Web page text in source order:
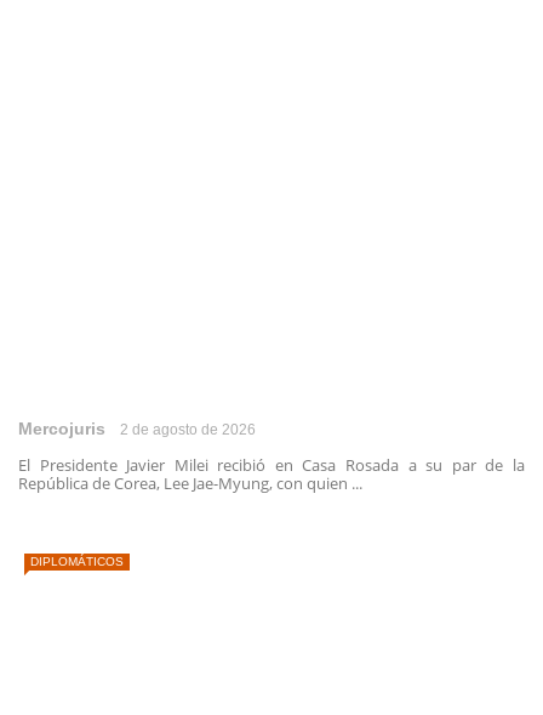
Mercojuris 2 de agosto de 2026
El Presidente Javier Milei recibió en Casa Rosada a su par de la
República de Corea, Lee Jae-Myung, con quien ...
DIPLOMÁTICOS